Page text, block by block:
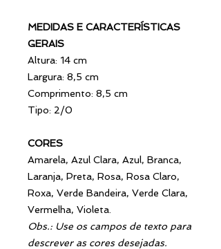
MEDIDAS E CARACTERÍSTICAS
GERAIS
Altura: 14 cm
Largura: 8,5 cm
Comprimento: 8,5 cm
Tipo: 2/0
CORES
Amarela, Azul Clara, Azul, Branca,
Laranja, Preta, Rosa, Rosa Claro,
Roxa, Verde Bandeira, Verde Clara,
Vermelha, Violeta.
Obs.: Use os campos de texto para
descrever as cores desejadas.